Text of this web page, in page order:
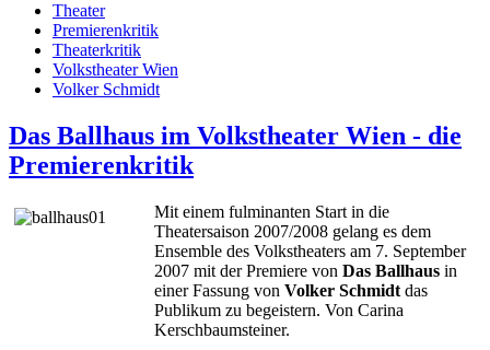
Theater
Premierenkritik
Theaterkritik
Volkstheater Wien
Volker Schmidt
Das Ballhaus im Volkstheater Wien - die
Premierenkritik
Mit einem fulminanten Start in die
Theatersaison 2007/2008 gelang es dem
Ensemble des Volkstheaters am 7. September
2007 mit der Premiere von Das Ballhaus in
einer Fassung von Volker Schmidt das
Publikum zu begeistern. Von Carina
Kerschbaumsteiner.